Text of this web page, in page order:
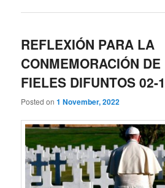
REFLEXIÓN PARA LA
CONMEMORACIÓN DE
FIELES DIFUNTOS 02-
Posted on1 November, 2022